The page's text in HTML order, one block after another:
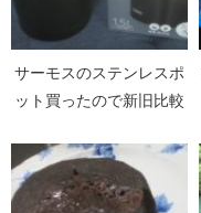
サーモスのステンレスポ
ット買ったので新旧比較